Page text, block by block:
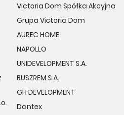
Victoria Dom Spółka Akcyjna
Grupa Victoria Dom
AUREC HOME
NAPOLLO
UNIDEVELOPMENT S.A.
BUSZREM S.A.
GH DEVELOPMENT
Dantex